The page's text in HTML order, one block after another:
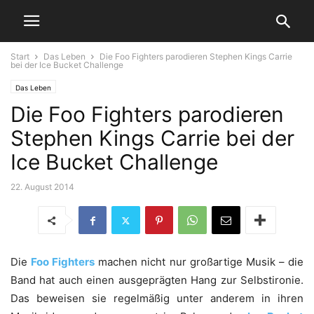
Start Das Leben
Die Foo Fighters parodieren Stephen Kings Carrie
bei der Ice Bucket Challenge
Das Leben
Die Foo Fighters parodieren
Stephen Kings Carrie bei der
Ice Bucket Challenge
22. August 2014
Die Foo Fighters machen nicht nur großartige Musik – die
Band hat auch einen ausgeprägten Hang zur Selbstironie.
Das beweisen sie regelmäßig unter anderem in ihren